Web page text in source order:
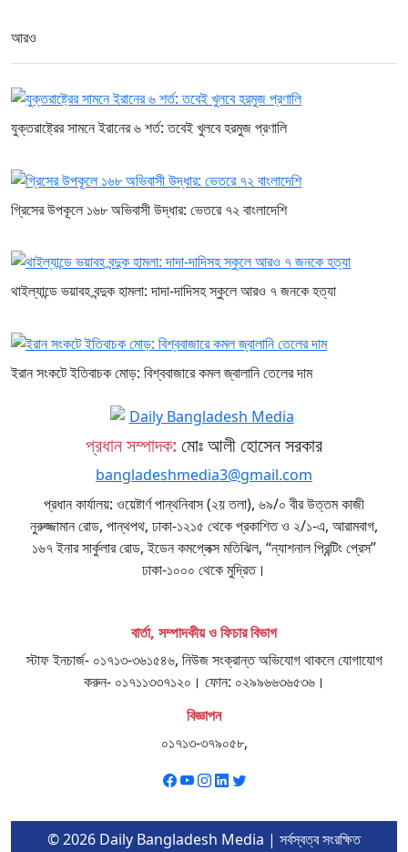
আরও
যুক্তরাষ্ট্রের সামনে ইরানের ৬ শর্ত: তবেই খুলবে হরমুজ প্রণালি
গ্রিসের উপকূলে ১৬৮ অভিবাসী উদ্ধার: ভেতরে ৭২ বাংলাদেশি
থাইল্যান্ডে ভয়াবহ বন্দুক হামলা: দাদা-দাদিসহ স্কুলে আরও ৭ জনকে হত্যা
ইরান সংকটে ইতিবাচক মোড়: বিশ্ববাজারে কমল জ্বালানি তেলের দাম
প্রধান সম্পাদক: মোঃ আলী হোসেন সরকার
bangladeshmedia3@gmail.com
প্রধান কার্যালয়: ওয়েষ্টার্ণ পান্থনিবাস (২য় তলা), ৬৯/০ বীর উত্তম কাজী
নুরুজ্জামান রোড, পান্থপথ, ঢাকা-১২১৫ থেকে প্রকাশিত ও ২/১-এ, আরামবাগ,
১৬৭ ইনার সার্কুলার রোড, ইডেন কমপ্লেক্স মতিঝিল, “ন্যাশনাল প্রিন্টিং প্রেস”
ঢাকা-১০০০ থেকে মুদ্রিত।
বার্তা, সম্পাদকীয় ও ফিচার বিভাগ
স্টাফ ইনচার্জ- ০১৭১৩-৩৬১৫৪৬, নিউজ সংক্রান্ত অভিযোগ থাকলে যোগাযোগ
করুন- ০১৭১১৩৩৭১২০। ফোন: ০২৯৯৬৬৩৬৫৩৬।
বিজ্ঞাপন
০১৭১৩-৩৭৯০৫৮,
© 2026 Daily Bangladesh Media | সর্বস্বত্ব সংরক্ষিত